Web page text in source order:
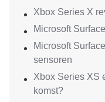
Xbox Series X
Microsoft
Microsoft
sensoren
Xbox Series XS
komst?